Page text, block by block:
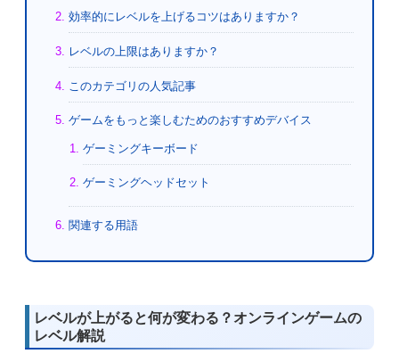
効率的にレベルを上げるコツはありますか？
レベルの上限はありますか？
このカテゴリの人気記事
ゲームをもっと楽しむためのおすすめデバイス
ゲーミングキーボード
ゲーミングヘッドセット
関連する用語
レベルが上がると何が変わる？オンラインゲームの
レベル解説